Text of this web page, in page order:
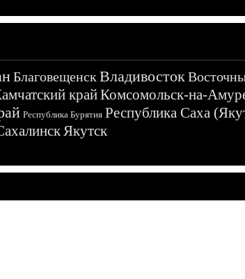
БлаговещенскВладивосток
крайКомсомольск-на-
Республика Бурятия Республика Саха
Якутск